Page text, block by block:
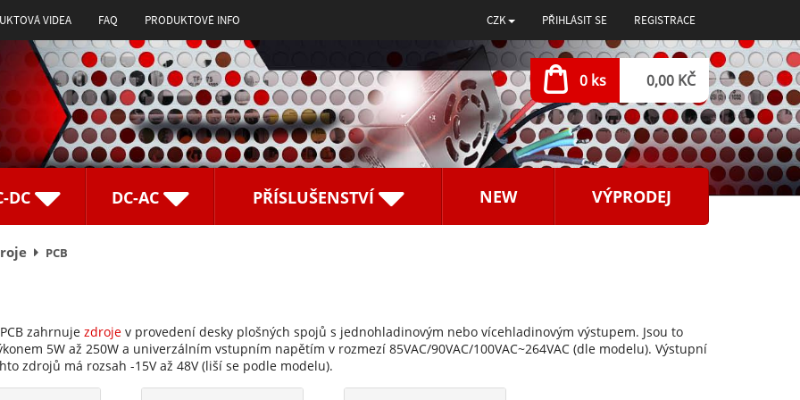
VIDEA FAQ PRODUKTOVÉ INFO CZK PŘIHLÁSIT SE REGISTRACE
0 ks 0,00 KČ
DC DC-AC PŘÍSLUŠENSTVÍ NEW VÝPRODEJ
PCB
zahrnuje zdrojev provedení desky plošných spojů s jednohladinovým nebo vícehladinovým výstupem. Jsou to
5W až 250W a univerzálním vstupním napětím v rozmezí 85VAC/90VAC/100VAC~264VAC (dle modelu). Výstupní
zdrojů má rozsah -15V až 48V (liší se podle modelu).